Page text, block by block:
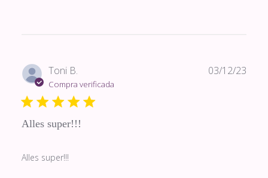
Toni B.
Compra verificada
Alles super!!!
Alles super!!!
03/12/23